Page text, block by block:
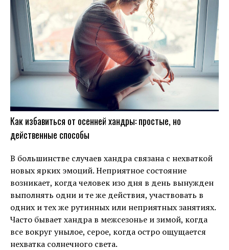
Как избавиться от осенней хандры: простые, но
действенные способы
В большинстве случаев хандра связана с нехваткой
новых ярких эмоций. Неприятное состояние
возникает, когда человек изо дня в день вынужден
выполнять одни и те же действия, участвовать в
одних и тех же рутинных или неприятных занятиях.
Часто бывает хандра в межсезонье и зимой, когда
все вокруг унылое, серое, когда остро ощущается
нехватка солнечного света.